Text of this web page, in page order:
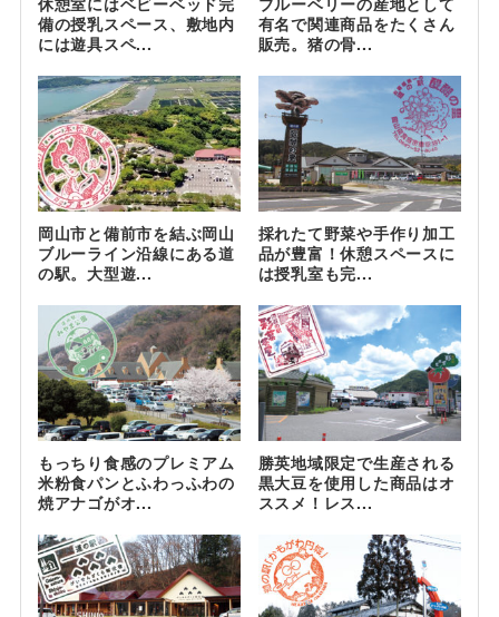
備の授乳スペース、敷地内
には遊具スペ...
有名で関連商品をたくさん
販売。猪の骨...
岡山市と備前市を結ぶ岡山
ブルーライン沿線にある道
の駅。大型遊...
採れたて野菜や手作り加工
品が豊富！休憩スペースに
は授乳室も完...
もっちり食感のプレミアム
米粉食パンとふわっふわの
焼アナゴがオ...
勝英地域限定で生産される
黒大豆を使用した商品はオ
ススメ！レス...